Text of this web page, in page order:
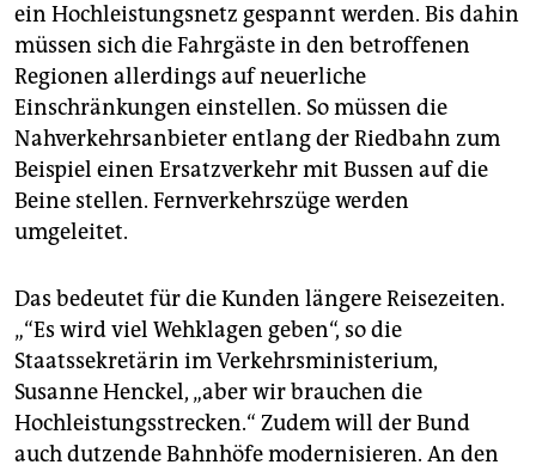
ein Hochleistungsnetz gespannt werden. Bis dahin
müssen sich die Fahrgäste in den betroffenen
Regionen allerdings auf neuerliche
Einschränkungen einstellen. So müssen die
Nahverkehrsanbieter entlang der Riedbahn zum
Beispiel einen Ersatzverkehr mit Bussen auf die
Beine stellen. Fernverkehrszüge werden
umgeleitet.
Das bedeutet für die Kunden längere Reisezeiten.
„“Es wird viel Wehklagen geben“, so die
Staatssekretärin im Verkehrsministerium,
Susanne Henckel, „aber wir brauchen die
Hochleistungsstrecken.“ Zudem will der Bund
auch dutzende Bahnhöfe modernisieren. An den